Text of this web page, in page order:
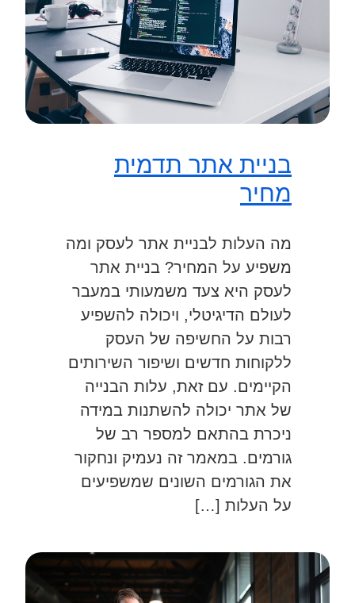
בניית אתר תדמית
מחיר
מה העלות לבניית אתר לעסק ומה
משפיע על המחיר? בניית אתר
לעסק היא צעד משמעותי במעבר
לעולם הדיגיטלי, ויכולה להשפיע
רבות על החשיפה של העסק
ללקוחות חדשים ושיפור השירותים
הקיימים. עם זאת, עלות הבנייה
של אתר יכולה להשתנות במידה
ניכרת בהתאם למספר רב של
גורמים. במאמר זה נעמיק ונחקור
את הגורמים השונים שמשפיעים
על העלות […]